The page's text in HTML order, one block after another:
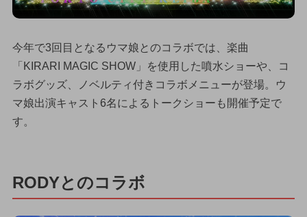
今年で3回目となるウマ娘とのコラボでは、楽曲
「KIRARI MAGIC SHOW」を使用した噴水ショーや、コ
ラボグッズ、ノベルティ付きコラボメニューが登場。ウ
マ娘出演キャスト6名によるトークショーも開催予定で
す。
RODYとのコラボ